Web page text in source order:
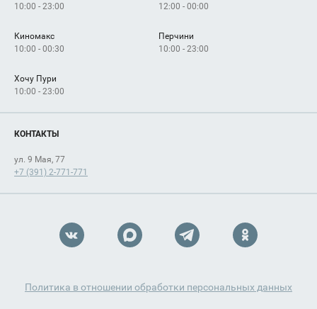
10:00 - 23:00
12:00 - 00:00
Киномакс
10:00 - 00:30
Перчини
10:00 - 23:00
Хочу Пури
10:00 - 23:00
КОНТАКТЫ
ул. 9 Мая, 77
+7 (391) 2-771-771
Политика в отношении обработки персональных данных